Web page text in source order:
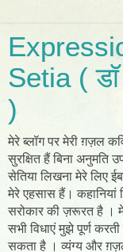
Setia (
)
मेरे ब्लॉग पर मेरी ग़ज़ल
सुरक्षित हैं बिना अनुमति
सेतिया लिखना मेरे लिए
मेरे एहसास हैं। कहानियां
सरोकार की ज़रूरत है ।
सभी विधाएं मुझे पूर्ण
सकता है । व्यंग्य और ग़ज़ल